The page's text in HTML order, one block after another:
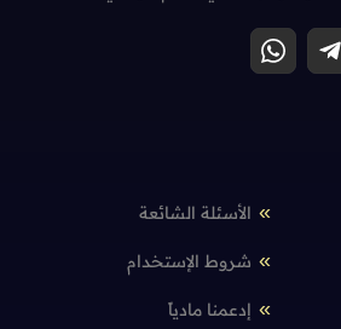
الأسئلة الشائعة
شروط الإستخدام
إدعمنا مادياً